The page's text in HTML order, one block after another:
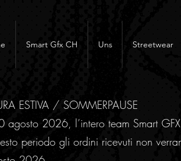
Smart Gfx CH Uns Streetwear
ESTIVA / SOMMERPAUSE
2026, l’intero team Smart
periodo gli ordini ricevuti non